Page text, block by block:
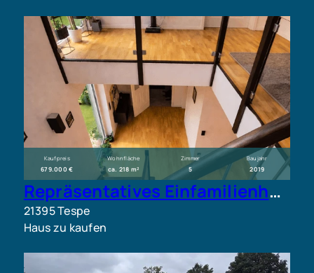
Kaufpreis
679.000 €
Wohnfläche
ca. 218 m²
Zimmer
5
Baujahr
2019
Repräsentatives Einfamilienhaus mit exklusiver Ausstattung
21395 Tespe
Haus zu kaufen